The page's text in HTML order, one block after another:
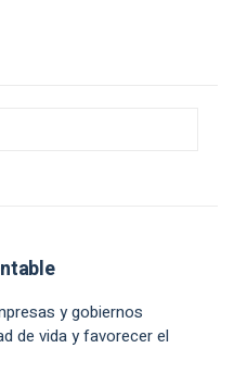
y gobiernos
de vida y favorecer el